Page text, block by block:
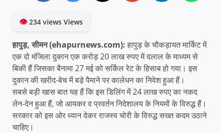
👁234 views Views
हापुड़, सीमन (ehapurnews.com): हापुड़ के चौकड़ायत मार्किट में
एक दो मंजिला दुकान एक करोड़ 20 लाख रुपए में दलाल के माध्यम से
बिकी हैं जिसका बैनामा 27 मई को सर्किल रेट के हिसाब हो गया। इस
दुकान की खरीद-बेच में बड़े पैमाने पर कालेधन का निवेश हुआ हैं।
सबसे बड़ी खास बात यह हैं कि इस डिलिंग में 24 लाख रुपए का नकद
लेन-देन हुआ हैं, जो आयकर व प्रवर्तन निदेशालय के नियमों के विरुद्ध हैं।
सरकार को इस ओर ध्यान देकर राजस्व चोरी के विरुद्ध सख्त कदम उठाने
चाहिए।